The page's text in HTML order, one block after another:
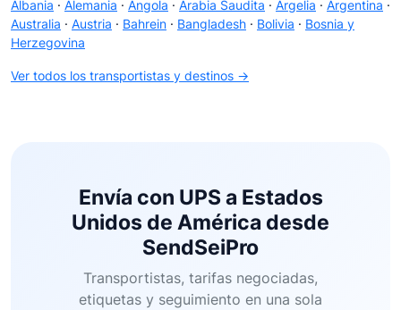
Albania · Alemania · Angola · Arabia Saudita · Argelia · Argentina ·
Australia · Austria · Bahrein · Bangladesh · Bolivia · Bosnia y
Herzegovina
Ver todos los transportistas y destinos →
Envía con UPS a Estados
Unidos de América desde
SendSeiPro
Transportistas, tarifas negociadas,
etiquetas y seguimiento en una sola